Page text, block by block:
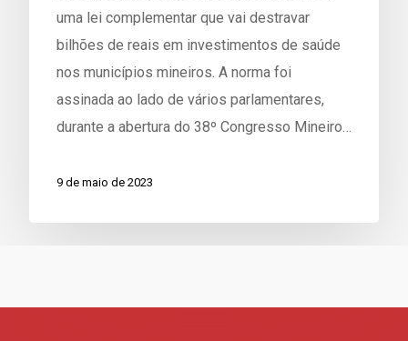
uma lei complementar que vai destravar
bilhões de reais em investimentos de saúde
nos municípios mineiros. A norma foi
assinada ao lado de vários parlamentares,
durante a abertura do 38º Congresso Mineiro…
9 de maio de 2023